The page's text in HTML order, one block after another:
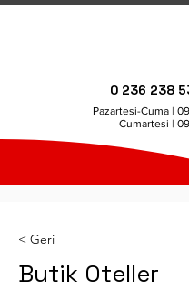
0 236 238
Pazartesi-Cuma |
Cumartesi |
< Geri
Butik Oteller